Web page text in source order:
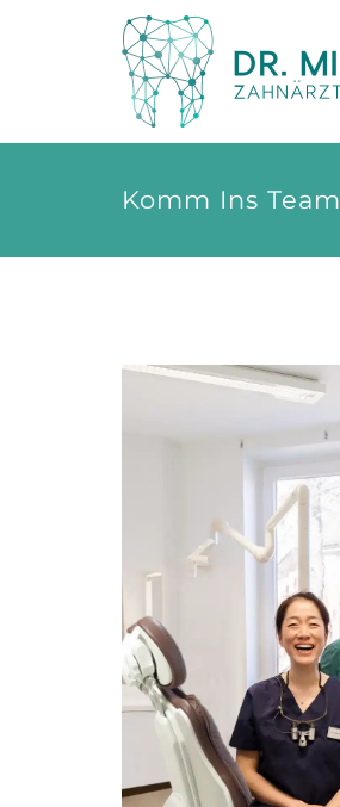
Komm Ins Team